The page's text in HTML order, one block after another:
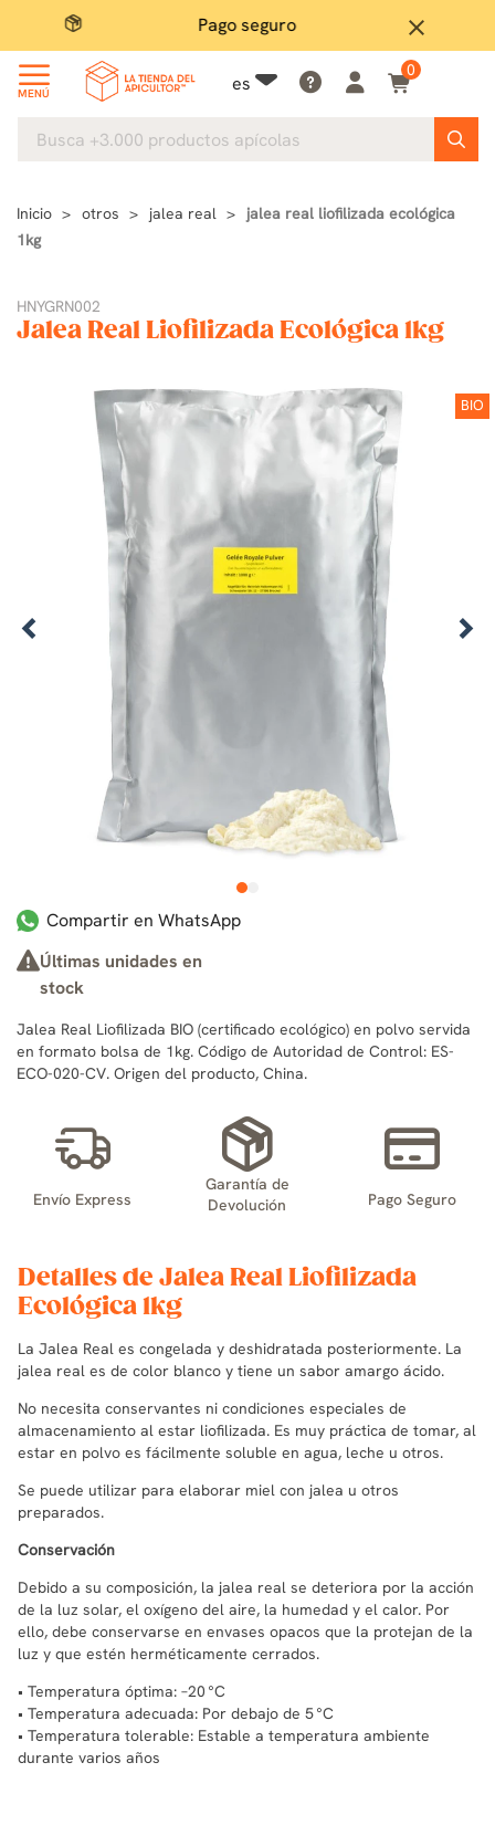
close
Pago seguro
MENÚ es
0
Inicio otros jalea real
jalea real liofilizada ecológica
1kg
HNYGRN002
Jalea Real Liofilizada Ecológica 1kg
BIO
1
Compartir en WhatsApp
Últimas unidades en
stock
Jalea Real Liofilizada BIO (certificado ecológico) en polvo servida
en formato bolsa de 1kg. Código de Autoridad de Control: ES-
ECO-020-CV. Origen del producto, China.
Envío Express
Garantía de
Devolución
Pago Seguro
Detalles de Jalea Real Liofilizada
Ecológica 1kg
La Jalea Real es congelada y deshidratada posteriormente. La
jalea real es de color blanco y tiene un sabor amargo ácido.
No necesita conservantes ni condiciones especiales de
almacenamiento al estar liofilizada. Es muy práctica de tomar, al
estar en polvo es fácilmente soluble en agua, leche u otros.
Se puede utilizar para elaborar miel con jalea u otros
preparados.
Conservación
Debido a su composición, la jalea real se deteriora por la acción
de la luz solar, el oxígeno del aire, la humedad y el calor. Por
ello, debe conservarse en envases opacos que la protejan de la
luz y que estén herméticamente cerrados.
• Temperatura óptima: –20 °C
• Temperatura adecuada: Por debajo de 5 °C
• Temperatura tolerable: Estable a temperatura ambiente
durante varios años